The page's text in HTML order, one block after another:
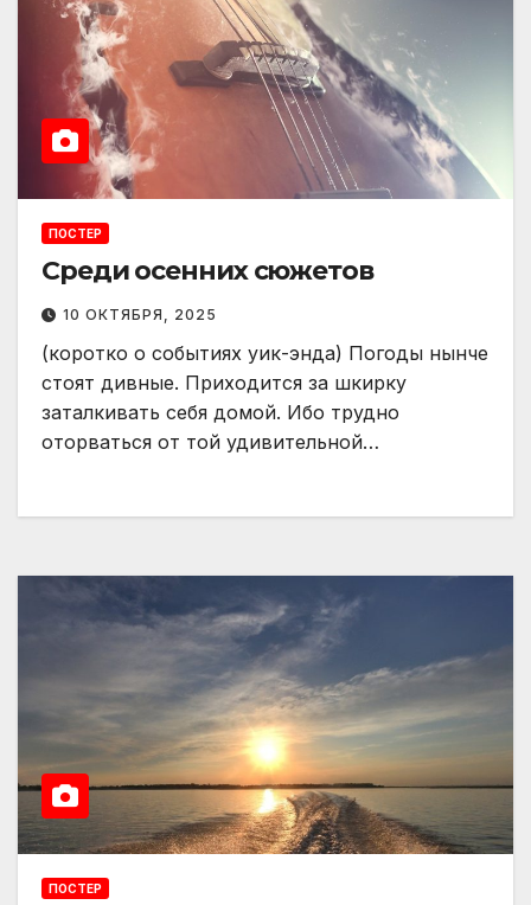
ПОСТЕР
Среди осенних сюжетов
10 ОКТЯБРЯ, 2025
(коротко о событиях уик-энда) Погоды нынче
стоят дивные. Приходится за шкирку
заталкивать себя домой. Ибо трудно
оторваться от той удивительной…
ПОСТЕР